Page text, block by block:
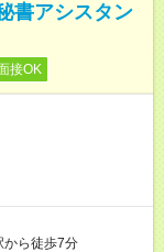
書アシスタン
接OK
から徒歩7分